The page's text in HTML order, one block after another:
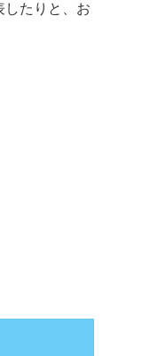
したりと、お